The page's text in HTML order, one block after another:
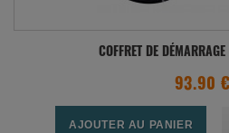
COFFRET DE
93.90 €
AJOUTER AU PANIER